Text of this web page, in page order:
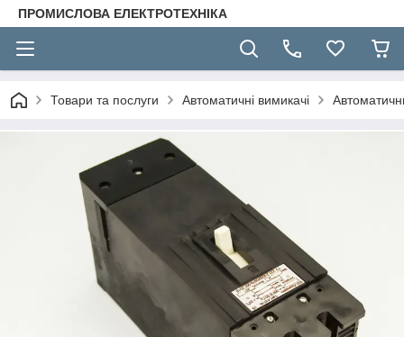
ПРОМИСЛОВА ЕЛЕКТРОТЕХНІКА
Товари та послуги Автоматичні вимикачі